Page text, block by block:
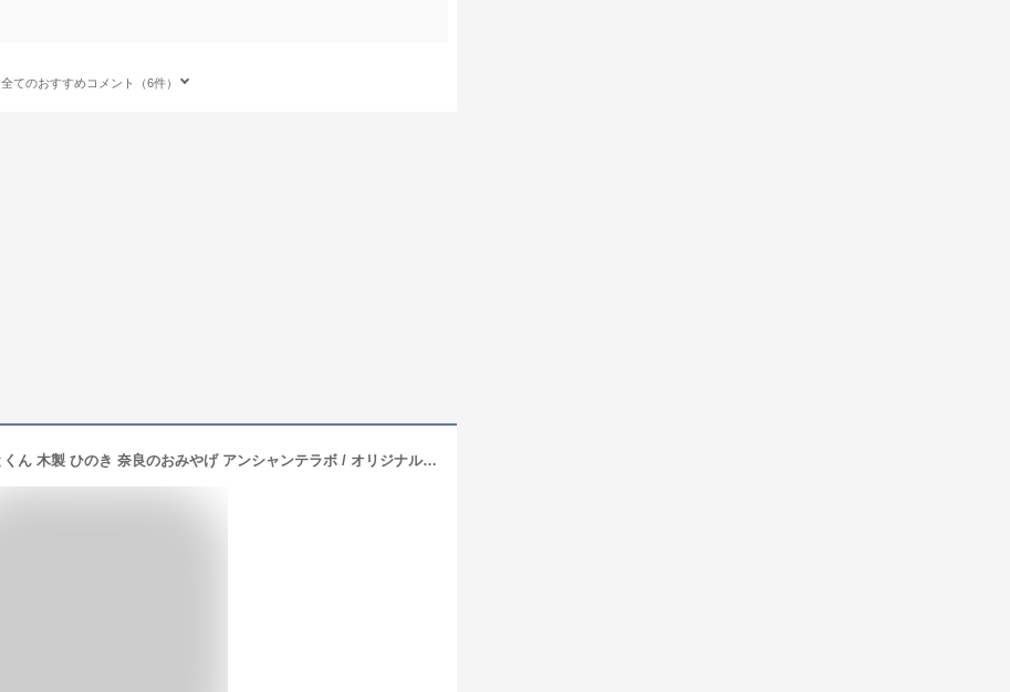
全てのおすすめコメント（6件）
せんとくんキーホルダー 立つせんとくん 木製 ひのき 奈良のおみやげ アンシャンテラボ / オリジナル商品 日本のおみやげ japanese souvenir omiyage 奈良 nara せんとくんグッズ sentokun お土産 gift プレゼント【ゆうパケット対応】